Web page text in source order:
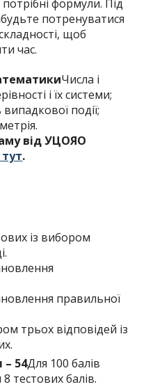
формули. Під
потренуватися
щоб
час.
Числа і
і їх системи;
події;
від УЦОЯО
.
із вибором
правильної
трьох відповідей із
54Для 100 балів
тестових балів.